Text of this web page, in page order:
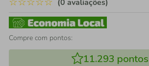
(0 avaliações)
Compre com pontos:
11.293 pontos